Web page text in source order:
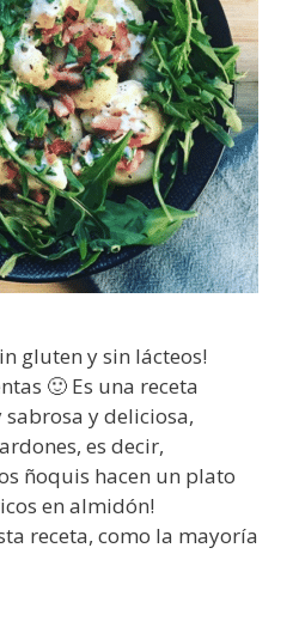
gluten y sin lácteos!
🙂 Es una receta
y deliciosa,
es decir,
ñoquis hacen un plato
en almidón!
receta, como la mayoría